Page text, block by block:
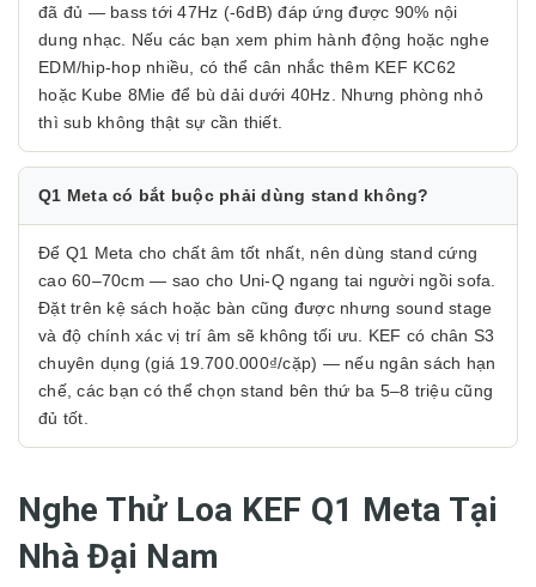
đã đủ — bass tới 47Hz (-6dB) đáp ứng được 90% nội
dung nhạc. Nếu các bạn xem phim hành động hoặc nghe
EDM/hip-hop nhiều, có thể cân nhắc thêm KEF KC62
hoặc Kube 8Mie để bù dải dưới 40Hz. Nhưng phòng nhỏ
thì sub không thật sự cần thiết.
Q1 Meta có bắt buộc phải dùng stand không?
Để Q1 Meta cho chất âm tốt nhất, nên dùng stand cứng
cao 60–70cm — sao cho Uni-Q ngang tai người ngồi sofa.
Đặt trên kệ sách hoặc bàn cũng được nhưng sound stage
và độ chính xác vị trí âm sẽ không tối ưu. KEF có chân S3
chuyên dụng (giá 19.700.000₫/cặp) — nếu ngân sách hạn
chế, các bạn có thể chọn stand bên thứ ba 5–8 triệu cũng
đủ tốt.
Nghe Thử Loa KEF Q1 Meta Tại
Nhà Đại Nam